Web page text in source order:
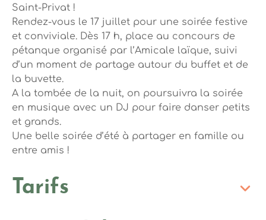
Saint-Privat !
Rendez-vous le 17 juillet pour une soirée festive
et conviviale. Dès 17 h, place au concours de
pétanque organisé par l’Amicale laïque, suivi
d’un moment de partage autour du buffet et de
la buvette.
A la tombée de la nuit, on poursuivra la soirée
en musique avec un DJ pour faire danser petits
et grands.
Une belle soirée d’été à partager en famille ou
entre amis !
Tarifs